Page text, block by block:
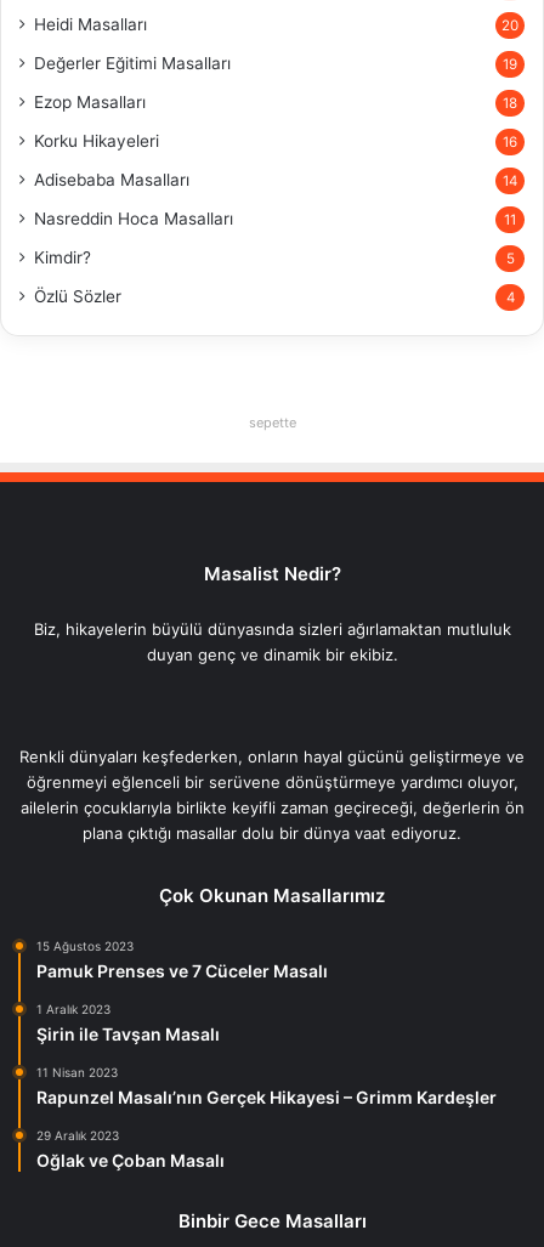
Heidi Masalları 20
Değerler Eğitimi Masalları 19
Ezop Masalları 18
Korku Hikayeleri 16
Adisebaba Masalları 14
Nasreddin Hoca Masalları 11
Kimdir? 5
Özlü Sözler 4
sepette
Masalist Nedir?
Biz, hikayelerin büyülü dünyasında sizleri ağırlamaktan mutluluk
duyan genç ve dinamik bir ekibiz.
Renkli dünyaları keşfederken, onların hayal gücünü geliştirmeye ve
öğrenmeyi eğlenceli bir serüvene dönüştürmeye yardımcı oluyor,
ailelerin çocuklarıyla birlikte keyifli zaman geçireceği, değerlerin ön
plana çıktığı masallar dolu bir dünya vaat ediyoruz.
Çok Okunan Masallarımız
15 Ağustos 2023
Pamuk Prenses ve 7 Cüceler Masalı
1 Aralık 2023
Şirin ile Tavşan Masalı
11 Nisan 2023
Rapunzel Masalı’nın Gerçek Hikayesi – Grimm Kardeşler
29 Aralık 2023
Oğlak ve Çoban Masalı
Binbir Gece Masalları